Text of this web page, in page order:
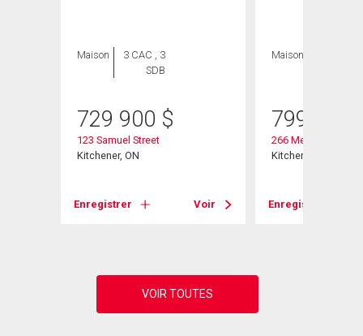
Maison
3 CAC , 3
SDB
729 900 $
123 Samuel Street
Kitchener, ON
Enregistrer Voir
Maison
799 000
266 Melrose
Kitchener, ON
Enregistrer